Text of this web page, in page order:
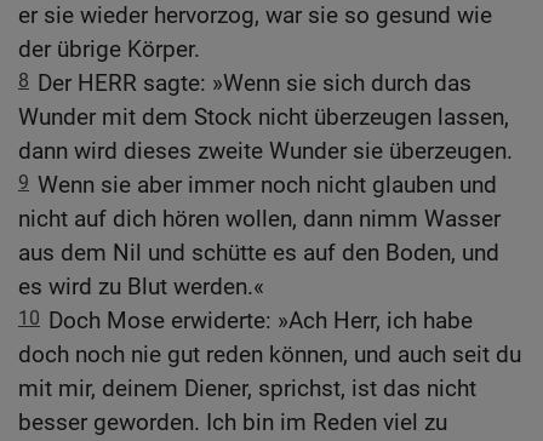
er sie wieder hervorzog, war sie so gesund wie
der übrige Körper.
8 Der HERR sagte: »Wenn sie sich durch das
Wunder mit dem Stock nicht überzeugen lassen,
dann wird dieses zweite Wunder sie überzeugen.
9 Wenn sie aber immer noch nicht glauben und
nicht auf dich hören wollen, dann nimm Wasser
aus dem Nil und schütte es auf den Boden, und
es wird zu Blut werden.«
10 Doch Mose erwiderte: »Ach Herr, ich habe
doch noch nie gut reden können, und auch seit du
mit mir, deinem Diener, sprichst, ist das nicht
besser geworden. Ich bin im Reden viel zu